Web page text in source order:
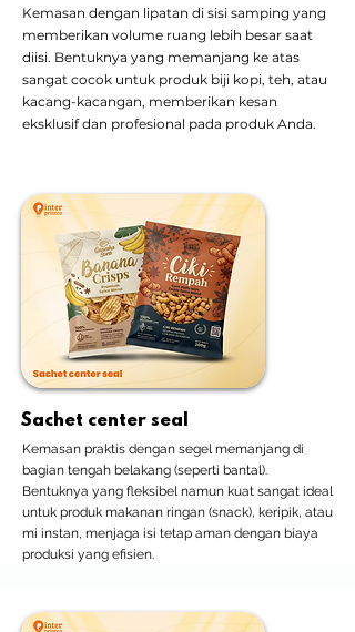
Kemasan dengan lipatan di sisi samping yang
memberikan volume ruang lebih besar saat
diisi. Bentuknya yang memanjang ke atas
sangat cocok untuk produk biji kopi, teh, atau
kacang-kacangan, memberikan kesan
eksklusif dan profesional pada produk Anda.
Sachet center seal
Kemasan praktis dengan segel memanjang di
bagian tengah belakang (seperti bantal).
Bentuknya yang fleksibel namun kuat sangat ideal
untuk produk makanan ringan (snack), keripik, atau
mi instan, menjaga isi tetap aman dengan biaya
produksi yang efisien.